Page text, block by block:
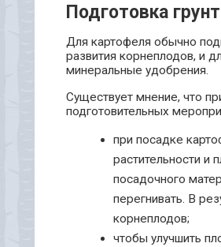
Подготовка
Для картофеля обычно
развития корнеплодов, и
минеральные удобрения.
Существует мнение, что
подготовительных
при посадке
растительности
посадочного
перегнивать. В
корнеплодов;
чтобы улучшить